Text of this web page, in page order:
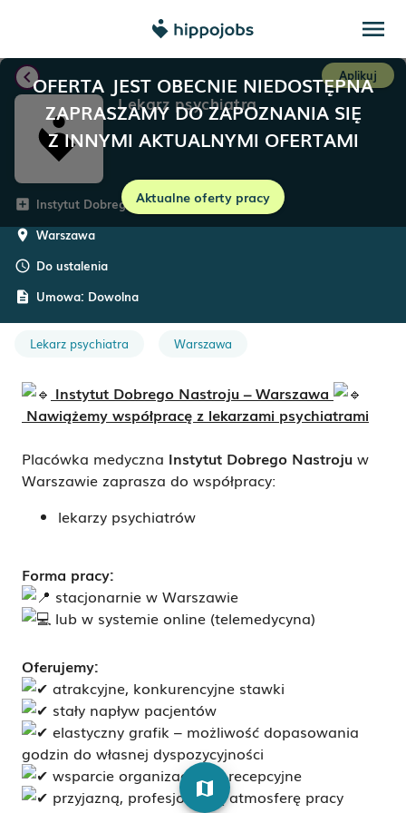
menu
OFERTA JEST OBECNIE NIEDOSTĘPNA
ZAPRASZAMY DO ZAPOZNANIA SIĘ
Z INNYMI AKTUALNYMI OFERTAMI
Aktualne oferty pracy
chevron_left Aplikuj
Lekarz psychiatra
add_box Instytut Dobrego Nastroju
room Warszawa
schedule Do ustalenia
description Umowa: Dowolna
Lekarz psychiatra Warszawa
Instytut Dobrego Nastroju – Warszawa
Nawiążemy współpracę z lekarzami psychiatrami
Placówka medyczna Instytut Dobrego Nastroju w
Warszawie zaprasza do współpracy:
lekarzy psychiatrów
Forma pracy:
stacjonarnie w Warszawie
lub w systemie online (telemedycyna)
Oferujemy:
atrakcyjne, konkurencyjne stawki
stały napływ pacjentów
elastyczny grafik – możliwość dopasowania
godzin do własnej dyspozycyjności
wsparcie organizacyjne i recepcyjne
przyjazną, profesjonalną atmosferę pracy
map